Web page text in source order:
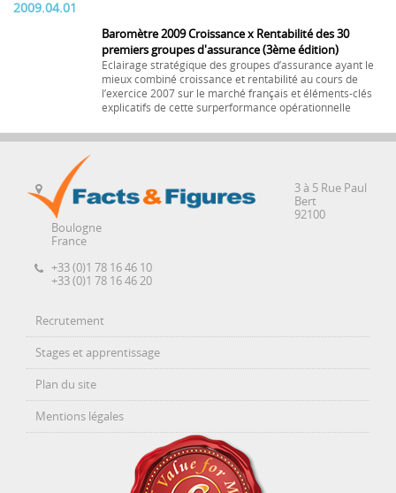
2009.04.01
Baromètre 2009 Croissance x Rentabilité des 30
premiers groupes d'assurance (3ème édition)
Eclairage stratégique des groupes d’assurance ayant le
mieux combiné croissance et rentabilité au cours de
l’exercice 2007 sur le marché français et éléments-clés
explicatifs de cette surperformance opérationnelle
3 à 5 Rue Paul
Bert
92100
Boulogne
France
+33 (0)1 78 16 46 10
+33 (0)1 78 16 46 20
Recrutement
Stages et apprentissage
Plan du site
Mentions légales